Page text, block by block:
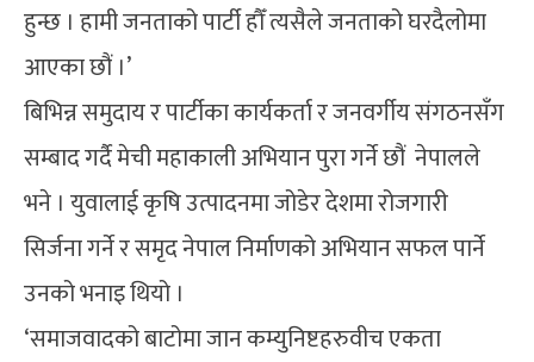
हुन्छ । हामी जनताको पार्टी हौँ त्यसैले जनताको घरदैलोमा
आएका छौं ।’
बिभिन्न समुदाय र पार्टीका कार्यकर्ता र जनवर्गीय संगठनसँग
सम्बाद गर्दै मेची महाकाली अभियान पुरा गर्ने छौं नेपालले
भने । युवालाई कृषि उत्पादनमा जोडेर देशमा रोजगारी
सिर्जना गर्ने र समृद नेपाल निर्माणको अभियान सफल पार्ने
उनको भनाइ थियो ।
‘समाजवादको बाटोमा जान कम्युनिष्टहरुवीच एकता